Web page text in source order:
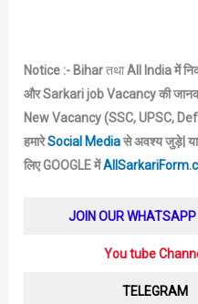
Notice :- BiharतथाAll India में
और Sarkari job Vacancy की
New Vacancy (SSC, UPSC,
हमारेSocial Mediaसे अवश्य जुड़े|
लिए GOOGLE में
JOIN OUR WHATSAPP
You tube
TELEGRAM